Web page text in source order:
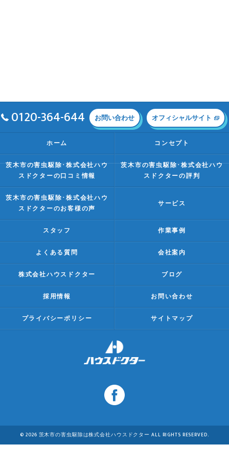
0120-364-644 お問い合わせ オフィシャルサイト
ホーム コンセプト
茨木市の害虫駆除･株式会社ハウ
スドクターの口コミ情報
茨木市の害虫駆除･株式会社ハウ
スドクターの評判
茨木市の害虫駆除･株式会社ハウ
スドクターのお客様の声
サービス
スタッフ 作業事例
よくある質問 会社案内
株式会社ハウスドクター ブログ
採用情報 お問い合わせ
プライバシーポリシー サイトマップ
© 2026 茨木市の害虫駆除は株式会社ハウスドクター ALL RIGHTS RESERVED.